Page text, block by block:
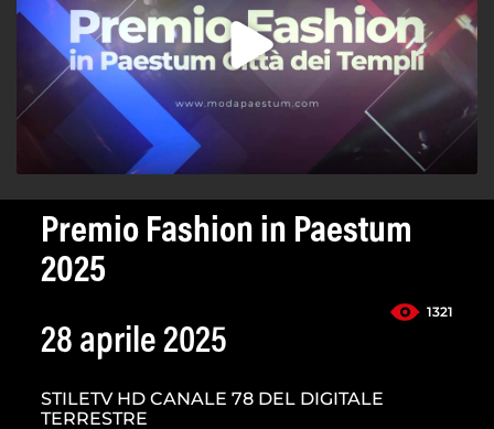
Premio Fashion in Paestum
2025
1321
28 aprile 2025
STILETV HD CANALE 78 DEL DIGITALE
TERRESTRE